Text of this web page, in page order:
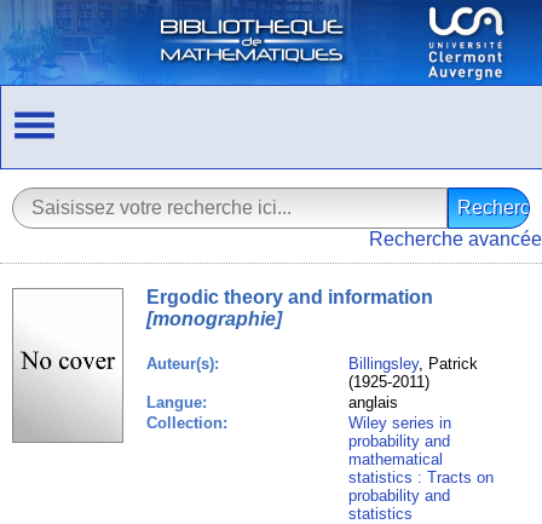
Recherche avancée
Ergodic theory and information
[monographie]
Auteur(s): Billingsley, Patrick
(1925-2011)
Langue:
anglais
Collection:
Wiley series in
probability and
mathematical
statistics : Tracts on
probability and
statistics